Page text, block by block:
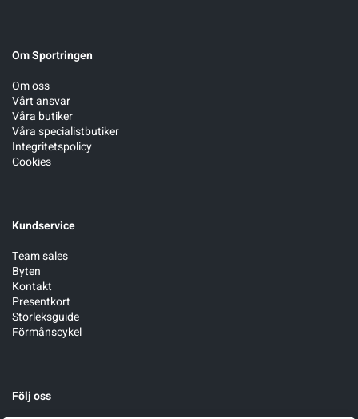
Om Sportringen
Om oss
Vårt ansvar
Våra butiker
Våra specialistbutiker
Integritetspolicy
Cookies
Kundservice
Team sales
Byten
Kontakt
Presentkort
Storleksguide
Förmånscykel
Följ oss